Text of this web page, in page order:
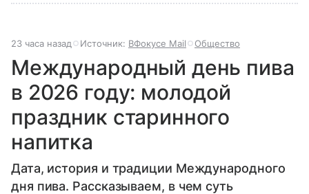
23 часа назад Источник: ВФокусе Mail Общество
Международный день пива
в 2026 году: молодой
праздник старинного
напитка
Дата, история и традиции Международного
дня пива. Рассказываем, в чем суть